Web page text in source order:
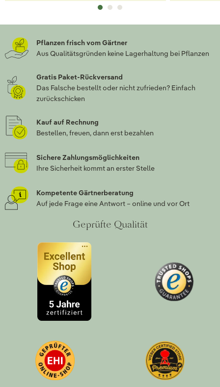
Pflanzen frisch vom Gärtner
Aus Qualitätsgründen keine Lagerhaltung bei Pflanzen
Gratis Paket-Rückversand
Das Falsche bestellt oder nicht zufrieden? Einfach
zurückschicken
Kauf auf Rechnung
Bestellen, freuen, dann erst bezahlen
Sichere Zahlungsmöglichkeiten
Ihre Sicherheit kommt an erster Stelle
Kompetente Gärtnerberatung
Auf jede Frage eine Antwort – online und vor Ort
Geprüfte Qualität